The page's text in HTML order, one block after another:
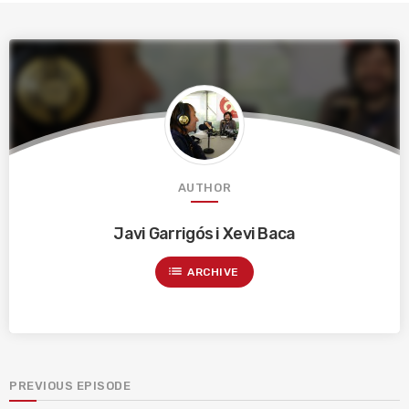
AUTHOR
Javi Garrigós i Xevi Baca
list ARCHIVE
PREVIOUS EPISODE